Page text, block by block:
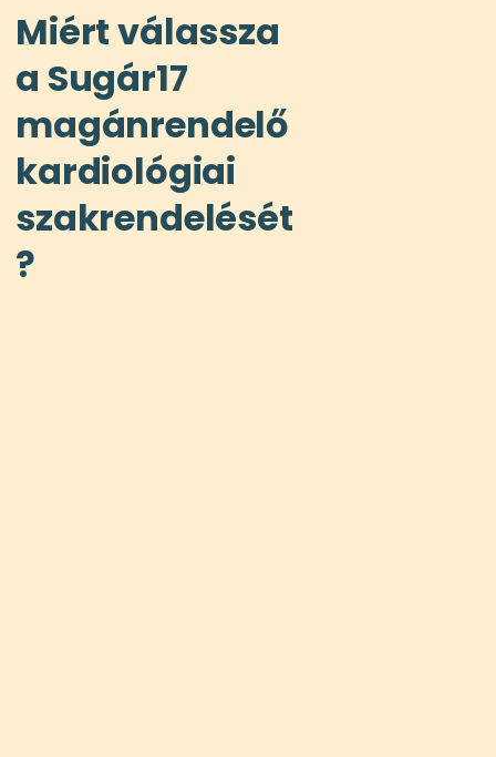
Miért válassza
a Sugár17
magánrendelő
kardiológiai
szakrendelését
?